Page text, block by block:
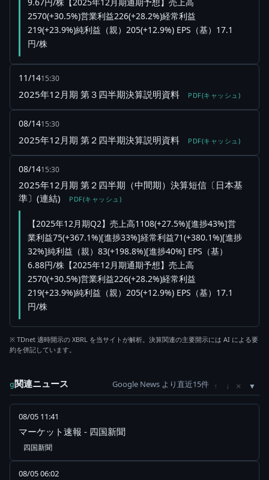
2570(+30.5%)営業利益226(+28.2%)経常利益
219(+23.9%)純利益（親）205(+12.9%) EPS（基）17.1
円/株
11/1415:30
2025年12月期 第３四半期決算説明資料 PDF(キャッシュ)
08/1415:30
2025年12月期 第２四半期決算説明資料 PDF(キャッシュ)
08/1415:30
2025年12月期 第２四半期（中間期）決算短信〔日本基
準〕(連結)
PDF(キャッシュ)
【2025年12月期Q2】売上高1108(+27.5%)[進捗43%]営
業利益75(+367.1%)[進捗33%]経常利益71(+380.1%)[進捗
32%]純利益（親）83(+198.8%)[進捗40%] EPS（基）
6.88円/株【2025年12月期通期予想】売上高
2570(+30.5%)営業利益226(+28.2%)経常利益
219(+23.9%)純利益（親）205(+12.9%) EPS（基）17.1
円/株
※ TDnet 適時開示の XBRL を当サイトが解析。決算関連の主要開示には AI による要
約を併記しています。
g関連ニュース Google News より直近15件 ↑ ↓ ×
08/05 11:41
マーケット速報 - 四国新聞
四国新聞
08/05 06:02